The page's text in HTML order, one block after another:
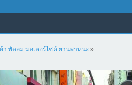
า พัดลม มอเตอร์ไซค์ ยานพาหนะ »